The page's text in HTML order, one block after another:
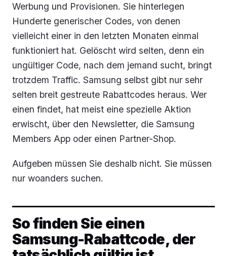
Werbung und Provisionen. Sie hinterlegen
Hunderte generischer Codes, von denen
vielleicht einer in den letzten Monaten einmal
funktioniert hat. Gelöscht wird selten, denn ein
ungültiger Code, nach dem jemand sucht, bringt
trotzdem Traffic. Samsung selbst gibt nur sehr
selten breit gestreute Rabattcodes heraus. Wer
einen findet, hat meist eine spezielle Aktion
erwischt, über den Newsletter, die Samsung
Members App oder einen Partner-Shop.
Aufgeben müssen Sie deshalb nicht. Sie müssen
nur woanders suchen.
So finden Sie einen
Samsung-Rabattcode, der